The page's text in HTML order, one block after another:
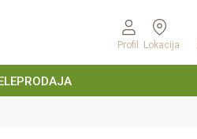
Profil Lokacija